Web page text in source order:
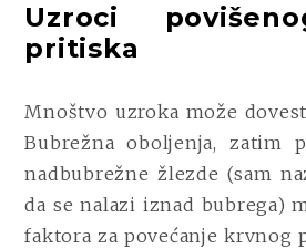
Uzroci
pritiska
Mnoštvo uzroka može
Bubrežna oboljenja, zatim
nadbubrežne žlezde (sam
da se nalazi iznad bubrega)
faktora za povećanje krvnog